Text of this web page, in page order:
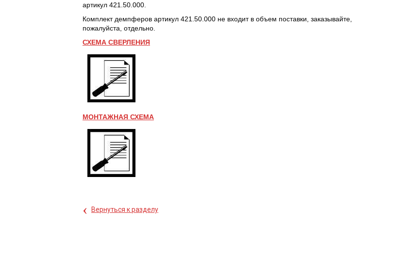
артикул 421.50.000.
Комплект демпферов артикул 421.50.000 не входит в объем поставки, заказывайте,
пожалуйста, отдельно.
СХЕМА СВЕРЛЕНИЯ
МОНТАЖНАЯ СХЕМА
‹ Вернуться к разделу